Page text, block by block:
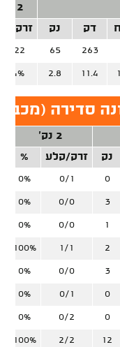
2 נק'
דק נק זרק/
263
65
22
11.4
2.8
סדירה (מכבי
2 נק'
נק זרק/קלע %
0
0/1
0%
3
0/0
0%
1
0/0
0%
2
1/1
100%
3
0/0
0%
0
0/1
0%
0
0/2
0%
12
2/2
100%